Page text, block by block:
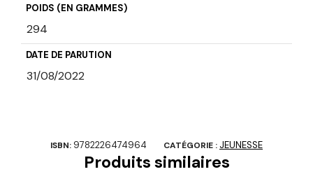
POIDS (EN GRAMMES)
294
DATE DE PARUTION
31/08/2022
ISBN: 9782226474964 CATÉGORIE : JEUNESSE
Produits similaires